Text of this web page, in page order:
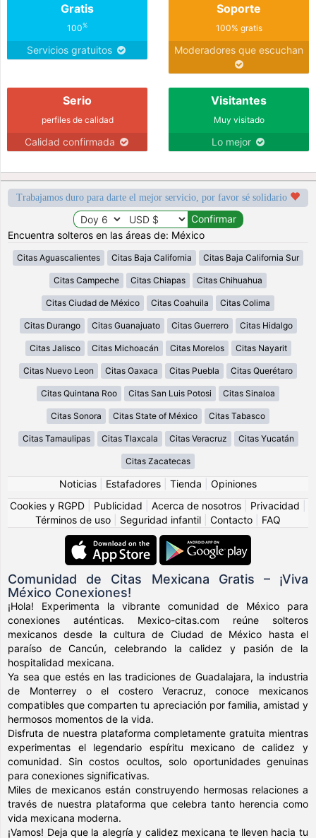
Gratis
100%
Servicios gratuitos
Soporte
100% gratis
Moderadores que escuchan
Serio
perfiles de calidad
Calidad confirmada
Visitantes
Muy visitado
Lo mejor
Trabajamos duro para darte el mejor servicio, por favor sé solidario
Encuentra solteros en las áreas de: México
Citas Aguascalientes Citas Baja California Citas Baja California Sur
Citas Campeche Citas Chiapas Citas Chihuahua
Citas Ciudad de México Citas Coahuila Citas Colima
Citas Durango Citas Guanajuato Citas Guerrero Citas Hidalgo
Citas Jalisco Citas Michoacán Citas Morelos Citas Nayarit
Citas Nuevo Leon Citas Oaxaca Citas Puebla Citas Querétaro
Citas Quintana Roo Citas San Luis Potosi Citas Sinaloa
Citas Sonora Citas State of México Citas Tabasco
Citas Tamaulipas Citas Tlaxcala Citas Veracruz Citas Yucatán
Citas Zacatecas
Noticias Estafadores Tienda
Opiniones
Cookies y RGPD
Publicidad Acerca de nosotros Privacidad
Términos de uso
Seguridad infantil Contacto FAQ
Comunidad de Citas Mexicana Gratis – ¡Viva
México Conexiones!
¡Hola! Experimenta la vibrante comunidad de México para
conexiones auténticas. Mexico-citas.com reúne solteros
mexicanos desde la cultura de Ciudad de México hasta el
paraíso de Cancún, celebrando la calidez y pasión de la
hospitalidad mexicana.
Ya sea que estés en las tradiciones de Guadalajara, la industria
de Monterrey o el costero Veracruz, conoce mexicanos
compatibles que comparten tu apreciación por familia, amistad y
hermosos momentos de la vida.
Disfruta de nuestra plataforma completamente gratuita mientras
experimentas el legendario espíritu mexicano de calidez y
comunidad. Sin costos ocultos, solo oportunidades genuinas
para conexiones significativas.
Miles de mexicanos están construyendo hermosas relaciones a
través de nuestra plataforma que celebra tanto herencia como
vida mexicana moderna.
¡Vamos! Deja que la alegría y calidez mexicana te lleven hacia tu